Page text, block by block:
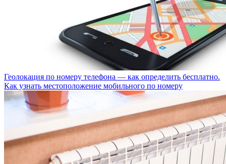
Геолокация по номеру телефона — как определить бесплатно.
Как узнать местоположение мобильного по номеру